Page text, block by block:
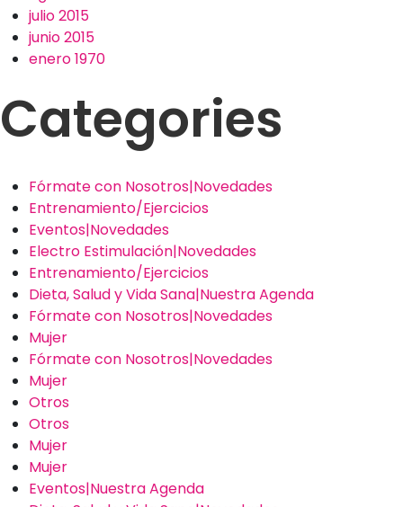
julio 2015
junio 2015
enero 1970
Categories
Fórmate con Nosotros|Novedades
Entrenamiento/Ejercicios
Eventos|Novedades
Electro Estimulación|Novedades
Entrenamiento/Ejercicios
Dieta, Salud y Vida Sana|Nuestra Agenda
Fórmate con Nosotros|Novedades
Mujer
Fórmate con Nosotros|Novedades
Mujer
Otros
Otros
Mujer
Mujer
Eventos|Nuestra Agenda